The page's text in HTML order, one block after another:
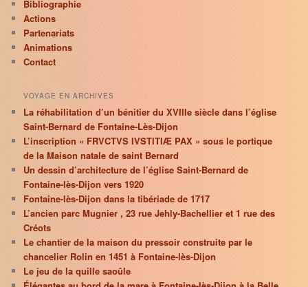
Bibliographie
Actions
Partenariats
Animations
Contact
VOYAGE EN ARCHIVES
La réhabilitation d’un bénitier du XVIIIe siècle dans l’église
Saint-Bernard de Fontaine-Lès-Dijon
L’inscription « FRVCTVS IVSTITIÆ PAX » sous le portique
de la Maison natale de saint Bernard
Un dessin d’architecture de l’église Saint-Bernard de
Fontaine-lès-Dijon vers 1920
Fontaine-lès-Dijon dans la tibériade de 1717
L’ancien parc Mugnier , 23 rue Jehly-Bachellier et 1 rue des
Créots
Le chantier de la maison du pressoir construite par le
chancelier Rolin en 1451 à Fontaine-lès-Dijon
Le jeu de la quille saoûle